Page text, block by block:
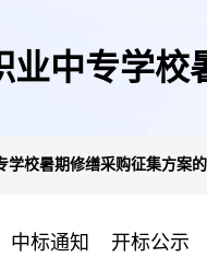
业中专学校
学校暑期修缮采购征集方案
中标通知 开标公示